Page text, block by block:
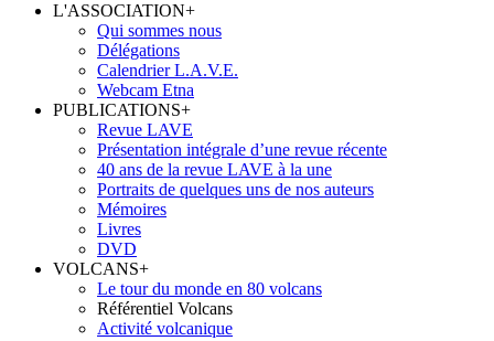
L'ASSOCIATION+
Qui sommes nous
Délégations
Calendrier L.A.V.E.
Webcam Etna
PUBLICATIONS+
Revue LAVE
Présentation intégrale d’une revue récente
40 ans de la revue LAVE à la une
Portraits de quelques uns de nos auteurs
Mémoires
Livres
DVD
VOLCANS+
Le tour du monde en 80 volcans
Référentiel Volcans
Activité volcanique